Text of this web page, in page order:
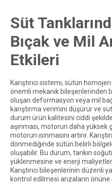
Süt
Bıçak ve Mil
Etkileri
Karıştırıcı sistemi, sütün
önemli mekanik bileşenlerinden
oluşan deformasyon veya mil
karıştırma verimini düşürür ve
durum ürün kalitesini ciddi
aşınması, motorun daha
motorun ısınmasını artırır.
dönmediğinde sütün belirli
oluşabilir. Bu durum, tankın
yüklenmesine ve enerji
Karıştırıcı bileşenlerinin düzenli
kontrol edilmesi arızaların önüne